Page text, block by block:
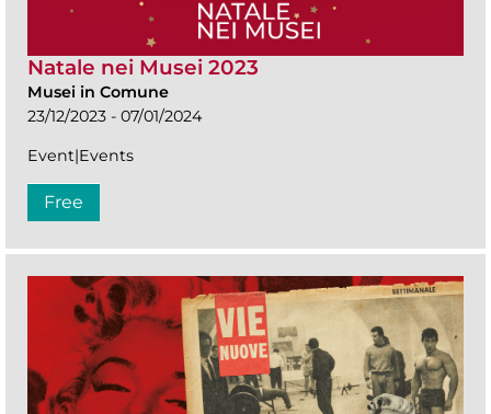
Natale nei Musei 2023
Musei in Comune
23/12/2023 - 07/01/2024
Event|Events
Free